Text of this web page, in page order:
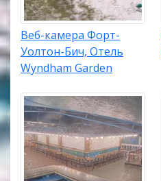
Веб-камера Форт-
Уолтон-Бич, Отель
Wyndham Garden